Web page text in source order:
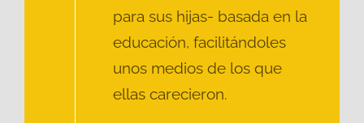
para sus hijas- basada en la
educación, facilitándoles
unos medios de los que
ellas carecieron.